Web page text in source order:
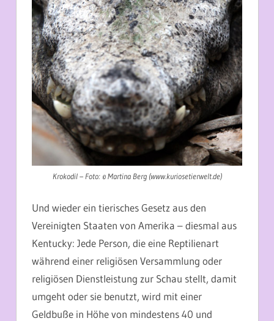
Krokodil – Foto: © Martina Berg (www.kuriosetierwelt.de)
Und wieder ein tierisches Gesetz aus den
Vereinigten Staaten von Amerika – diesmal aus
Kentucky: Jede Person, die eine Reptilienart
während einer religiösen Versammlung oder
religiösen Dienstleistung zur Schau stellt, damit
umgeht oder sie benutzt, wird mit einer
Geldbuße in Höhe von mindestens 40 und